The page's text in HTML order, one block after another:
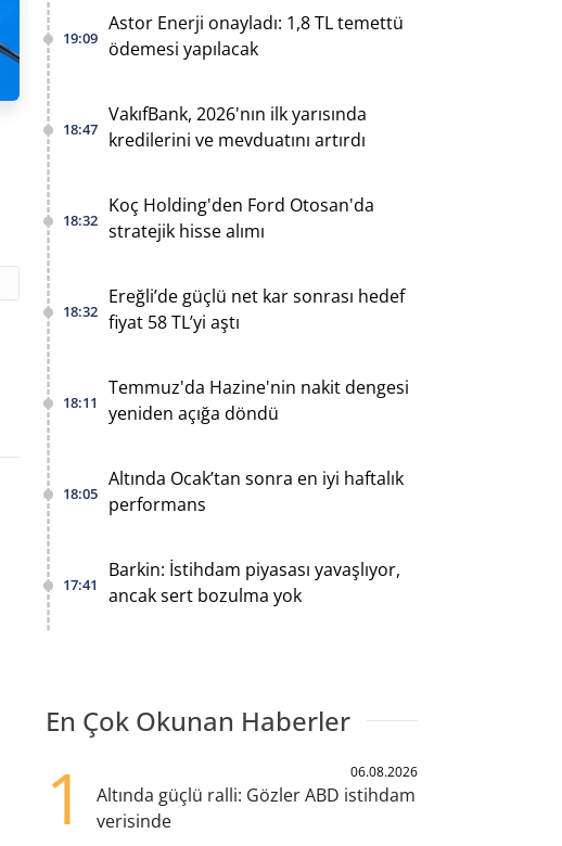
19:09
Astor Enerji onayladı: 1,8 TL temettü
ödemesi yapılacak
18:47
VakıfBank, 2026'nın ilk yarısında
kredilerini ve mevduatını artırdı
18:32
Koç Holding'den Ford Otosan'da
stratejik hisse alımı
18:32
Ereğli’de güçlü net kar sonrası hedef
fiyat 58 TL’yi aştı
18:11
Temmuz'da Hazine'nin nakit dengesi
yeniden açığa döndü
18:05
Altında Ocak’tan sonra en iyi haftalık
performans
17:41
Barkin: İstihdam piyasası yavaşlıyor,
ancak sert bozulma yok
En Çok Okunan Haberler
1 06.08.2026
Altında güçlü ralli: Gözler ABD istihdam
verisinde